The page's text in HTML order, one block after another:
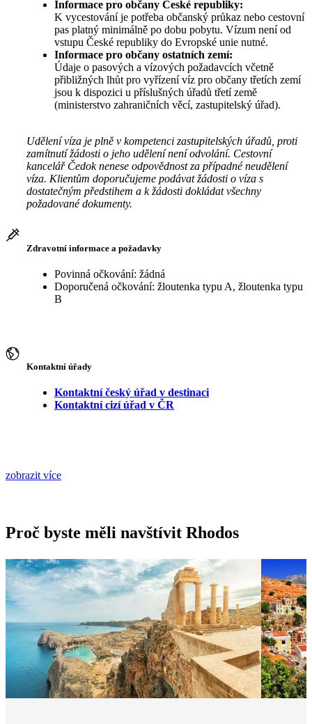
Informace pro občany České republiky:
K vycestování je potřeba občanský průkaz nebo cestovní
pas platný minimálně po dobu pobytu. Vízum není od
vstupu České republiky do Evropské unie nutné.
Informace pro občany ostatních zemí:
Údaje o pasových a vízových požadavcích včetně
přibližných lhůt pro vyřízení víz pro občany třetích zemí
jsou k dispozici u příslušných úřadů třetí země
(ministerstvo zahraničních věcí, zastupitelský úřad).
Udělení víza je plně v kompetenci zastupitelských úřadů, proti
zamítnutí žádosti o jeho udělení není odvolání. Cestovní
kancelář Čedok nenese odpovědnost za případné neudělení
víza. Klientům doporučujeme podávat žádosti o víza s
dostatečným předstihem a k žádosti dokládat všechny
požadované dokumenty.
Zdravotní informace a požadavky
Povinná očkování: žádná
Doporučená očkování: žloutenka typu A, žloutenka typu
B
Kontaktní úřady
Kontaktní český úřad v destinaci
Kontaktní cizí úřad v ČR
zobrazit více
Proč byste měli navštívit Rhodos